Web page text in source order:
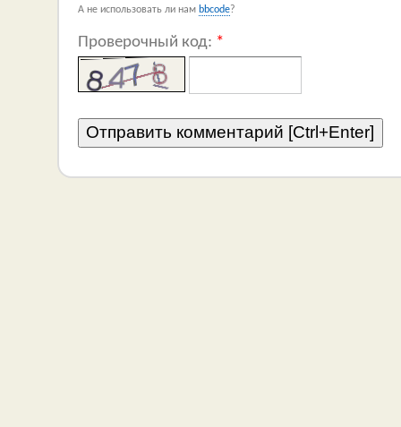
А не использовать ли нам bbcode?
Проверочный код: *